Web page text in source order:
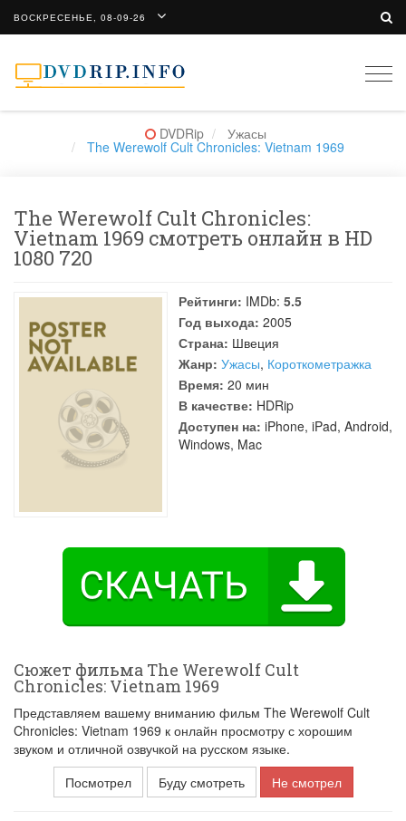
ВОСКРЕСЕНЬЕ, 08-09-26
DVDRip Ужасы
The Werewolf Cult Chronicles: Vietnam 1969
The Werewolf Cult Chronicles:
Vietnam 1969 смотреть онлайн в HD
1080 720
Рейтинги: IMDb: 5.5
Год выхода: 2005
Страна: Швеция
Жанр: Ужасы, Короткометражка
Время: 20 мин
В качестве: HDRip
Доступен на: iPhone, iPad, Android,
Windows, Mac
Сюжет фильма The Werewolf Cult
Chronicles: Vietnam 1969
Представляем вашему вниманию фильм The Werewolf Cult
Chronicles: Vietnam 1969 к онлайн просмотру с хорошим
звуком и отличной озвучкой на русском языке.
Посмотрел
Буду смотреть Не смотрел